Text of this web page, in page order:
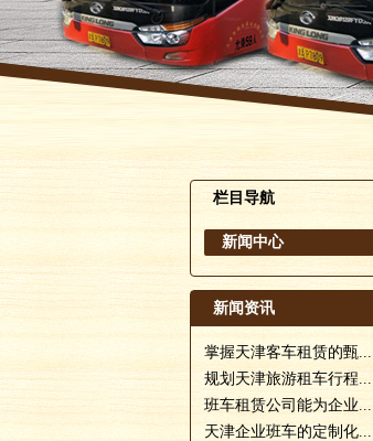
栏目导航
新闻中心
新闻资讯
掌握天津客车租赁的甄...
规划天津旅游租车行程...
班车租赁公司能为企业...
天津企业班车的定制化...